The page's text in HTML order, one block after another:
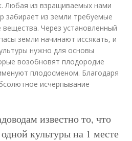
Любая из взращиваемых нами
забирает из земли требуемые
Через установленный
земли начинают иссякать, и
нужно для основы
возобновят плодородие
плодосменом. Благодаря
исчерпывание
известно то, что
культуры на 1 месте